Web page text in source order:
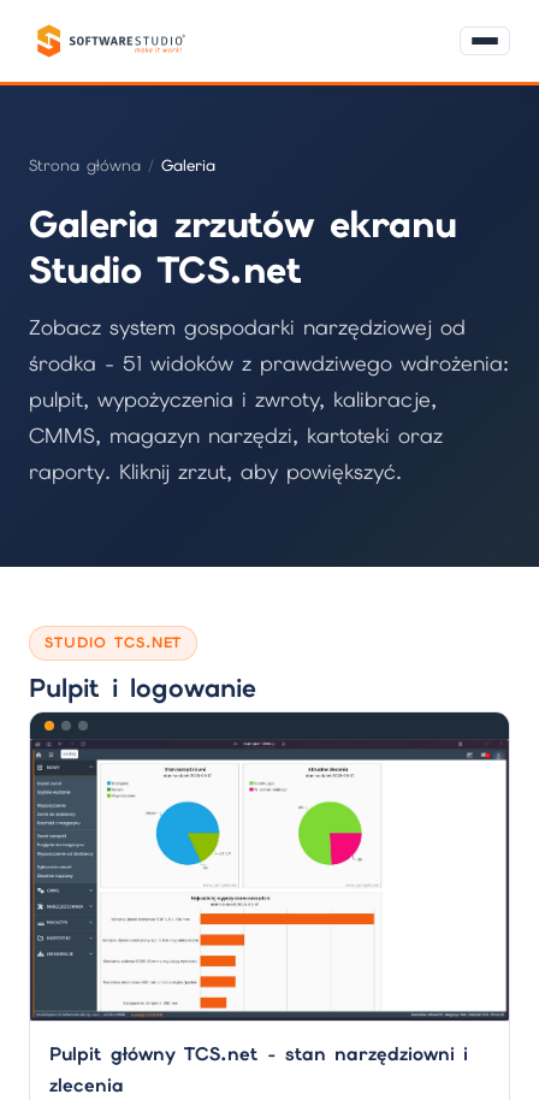
Strona główna / Galeria
Galeria zrzutów ekranu
Studio TCS.net
Zobacz system gospodarki narzędziowej od
środka - 51 widoków z prawdziwego wdrożenia:
pulpit, wypożyczenia i zwroty, kalibracje,
CMMS, magazyn narzędzi, kartoteki oraz
raporty. Kliknij zrzut, aby powiększyć.
STUDIO TCS.NET
Pulpit i logowanie
Pulpit główny TCS.net - stan narzędziowni i
zlecenia